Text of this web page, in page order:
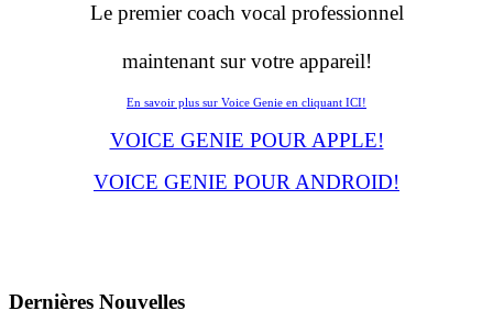
Le premier coach vocal professionnel
maintenant sur votre appareil!
En savoir plus sur Voice Genie en cliquant ICI!
VOICE GENIE POUR APPLE!
VOICE GENIE POUR ANDROID!
Dernières Νouvelles